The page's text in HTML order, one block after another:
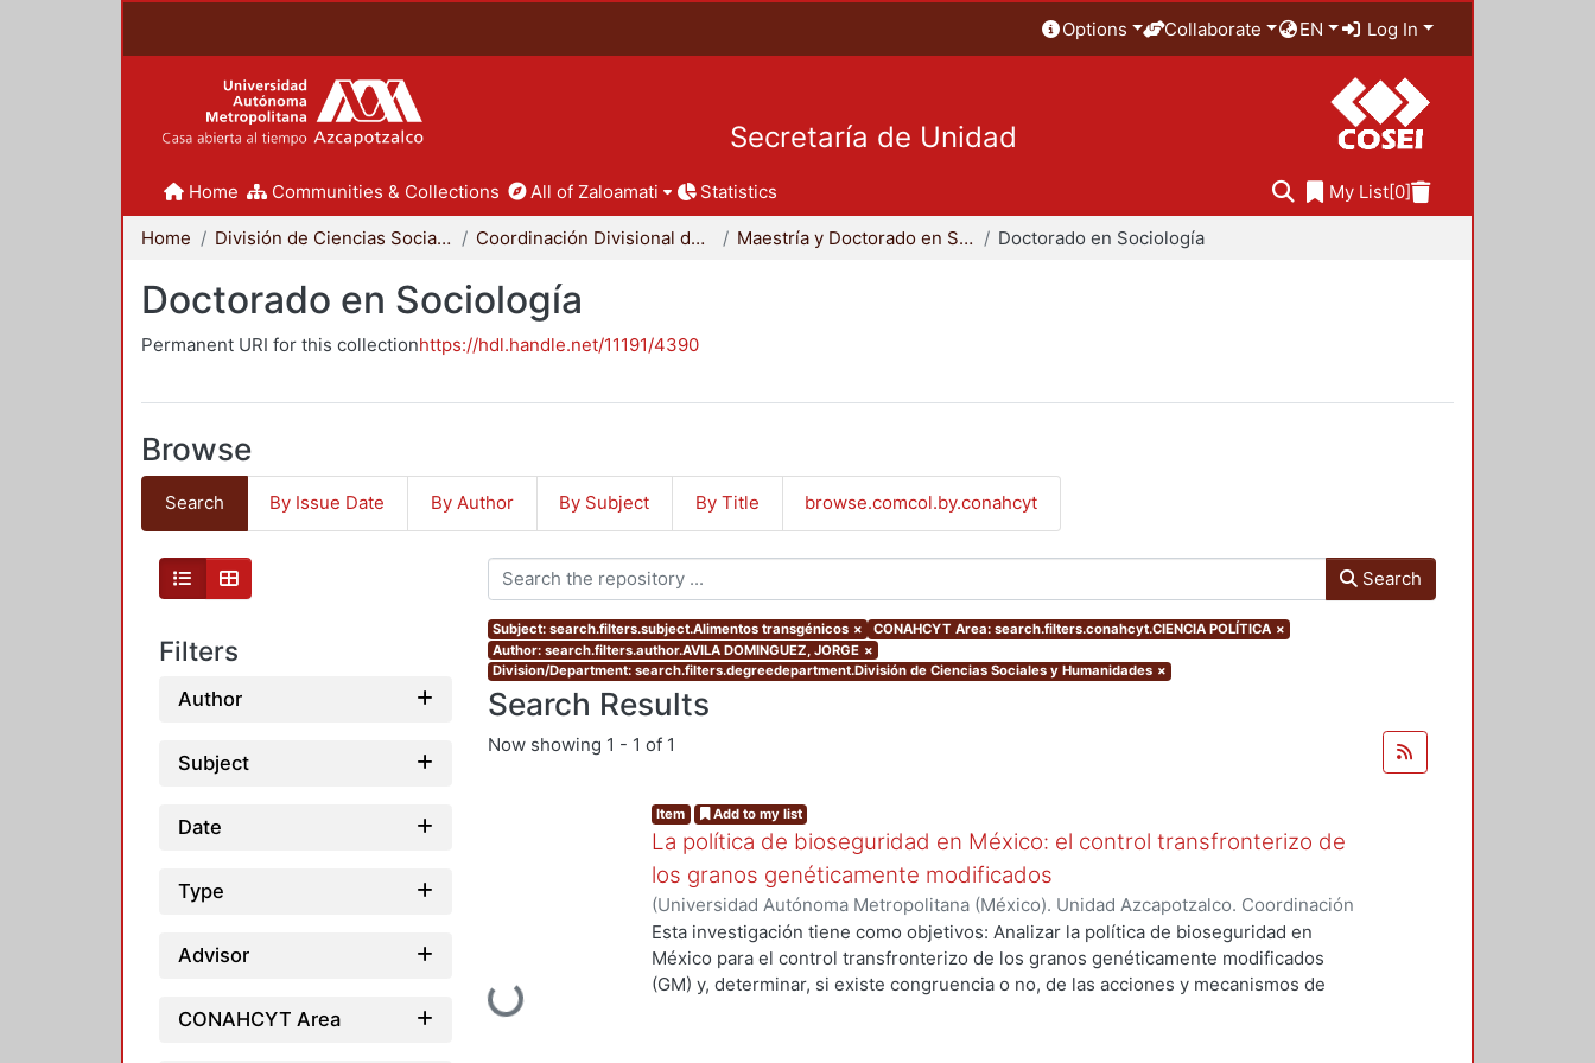
Options Collaborate EN Log In
Secretaría de Unidad
Home Communities & Collections All of Zaloamati Statistics My List[0]
Home División de Ciencias Sociales y Humanidades Coordinación Divisional de Posgrado Maestría y Doctorado en Sociología Doctorado en Sociología
Doctorado en Sociología
Permanent URI for this collectionhttps://hdl.handle.net/11191/4390
Browse
Search By Issue Date By Author By Subject By Title browse.comcol.by.conahcyt
Filters
Author
Subject
Date
Type
Advisor
CONAHCYT Area
Search
Subject: search.filters.subject.Alimentos transgénicos × CONAHCYT Area: search.filters.conahcyt.CIENCIA POLÍTICA ×
Author: search.filters.author.AVILA DOMINGUEZ, JORGE ×
Division/Department: search.filters.degreedepartment.División de Ciencias Sociales y Humanidades ×
Search Results
Now showing 1 - 1 of 1
Loading...
Item Add to my list
La política de bioseguridad en México: el control transfronterizo de
los granos genéticamente modificados
(Universidad Autónoma Metropolitana (México). Unidad Azcapotzalco. Coordinación
de Servicios de Información.,2013-10-30)AVILA DOMINGUEZ, JORGE
Esta investigación tiene como objetivos: Analizar la política de bioseguridad en
México para el control transfronterizo de los granos genéticamente modificados
(GM) y, determinar, si existe congruencia o no, de las acciones y mecanismos de